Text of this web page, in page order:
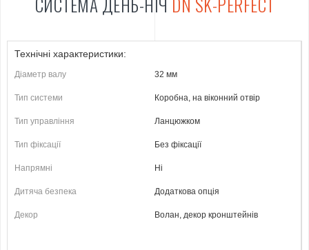
Технічні характеристики:
Діаметр валу 32 мм
Тип системи Коробна, на віконний отвір
Тип управління Ланцюжком
Тип фіксації Без фіксації
Напрямні Ні
Дитяча безпека Додаткова опція
Декор Волан, декор кронштейнів